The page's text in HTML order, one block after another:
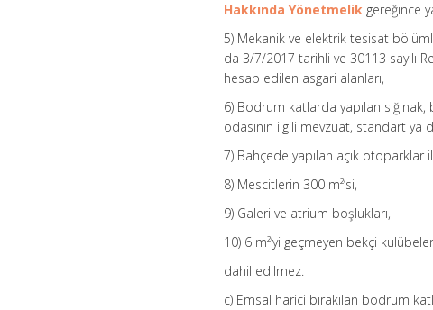
Hakkında Yönetmelik gereğince
5) Mekanik ve elektrik tesisat
da 3/7/2017 tarihli ve 30113 sayılı
hesap edilen asgari alanları,
6) Bodrum katlarda yapılan
odasının ilgili mevzuat, standart ya
7) Bahçede yapılan açık
8) Mescitlerin 300 m²’si,
9) Galeri ve atrium boşlukları,
10) 6 m²’yi geçmeyen bekçi
dahil edilmez.
c) Emsal harici bırakılan bodrum